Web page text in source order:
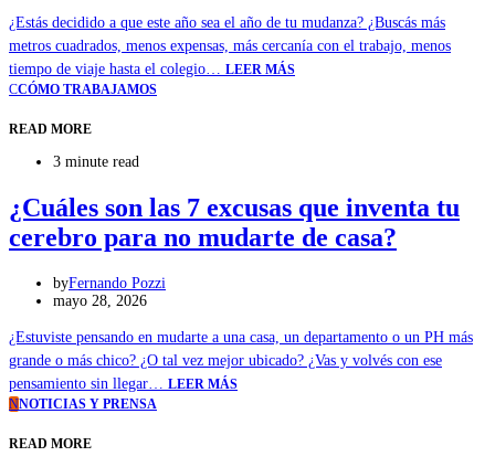
¿Estás decidido a que este año sea el año de tu mudanza? ¿Buscás más
metros cuadrados, menos expensas, más cercanía con el trabajo, menos
tiempo de viaje hasta el colegio… LEER MÁS
CCÓMO TRABAJAMOS
READ MORE
3 minute read
¿Cuáles son las 7 excusas que inventa tu
cerebro para no mudarte de casa?
byFernando Pozzi
mayo 28, 2026
¿Estuviste pensando en mudarte a una casa, un departamento o un PH más
grande o más chico? ¿O tal vez mejor ubicado? ¿Vas y volvés con ese
pensamiento sin llegar… LEER MÁS
NNOTICIAS Y PRENSA
READ MORE